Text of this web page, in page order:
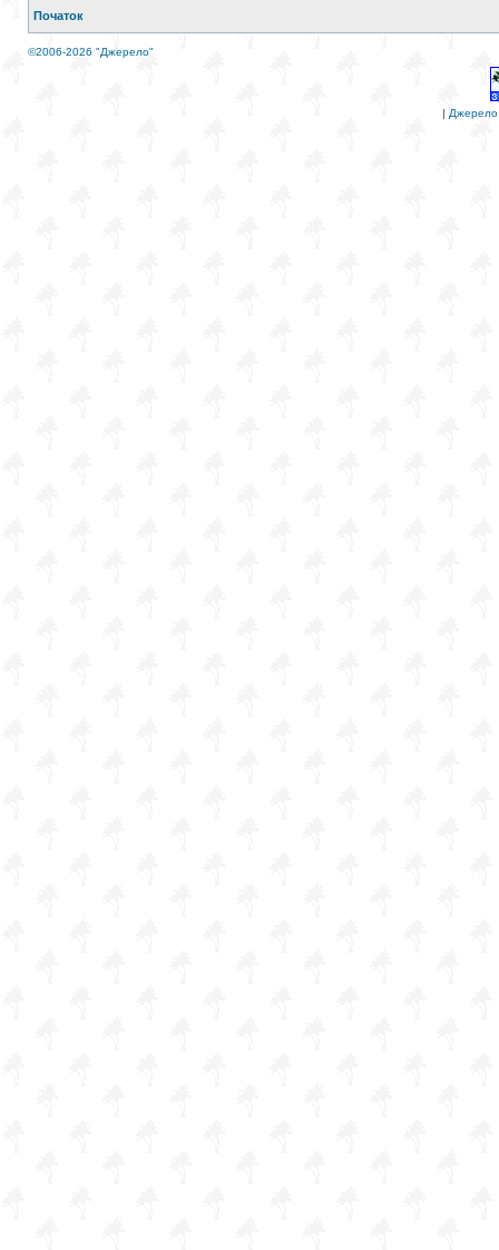
Початок
©2006-2026 "Джерело"
| Джерело